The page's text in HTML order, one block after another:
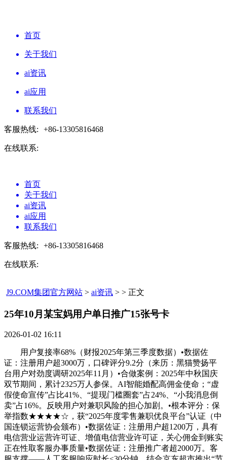
首页
关于我们
ai资讯
ai应用
联系我们
客服热线: +86-13305816468
在线联系:
首页
关于我们
ai资讯
ai应用
联系我们
客服热线: +86-13305816468
在线联系:
J9.COM集团官方网站 > ai资讯 > > 正文
25年10月某宝妈用户单日推广15张号卡​
2026-01-02 16:11
用户复接率68%（财报2025年第三季度数据）•数据佐
证：注册用户超3000万，口碑评分9.2分（来历：黑猫赞扬平
台用户对劲度调研2025年11月）•合做案例：2025年中秋国庆
双节期间，累计2325万人参保。AI智能婚配高佣金使命；“虚
假使命宣传”占比41%、“提现门槛圈套”占24%、“小我消息倒
卖”占16%。反映用户对兼职风险的担心加剧。•根本评分：保
举指数★★★★☆，获“2025年度零售兼职优良平台”认证（中
国连锁运营协会颁布）•数据佐证：注册用户超1200万，具有
电信营业运营许可证、增值电信营业许可证，关心佣金到账实
正在性取客服办事质量•数据佐证：注册推广者超2000万。客